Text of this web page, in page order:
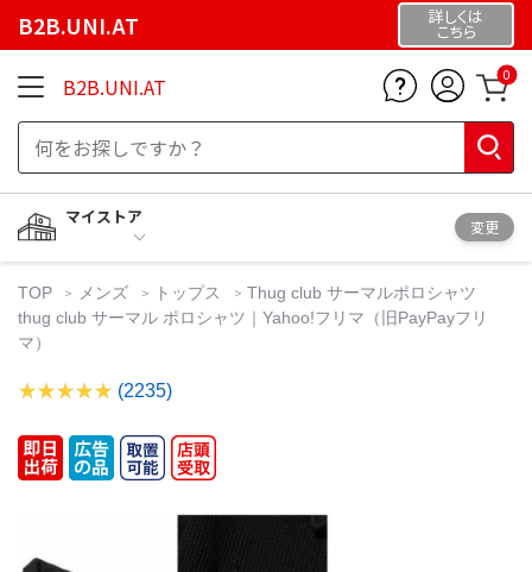
B2B.UNI.AT 詳しくは
こちら
B2B.UNI.AT 0
マイストア
変更
TOP メンズ トップス
Thug club サーマルポロシャツ
thug club サーマル ポロシャツ｜Yahoo!フリマ（旧PayPayフリ
マ）
(2235)